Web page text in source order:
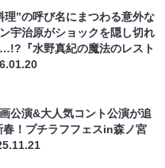
理”の呼び名にまつわる意外な
宇治原がショックを隠し切れ
『水野真紀の魔法のレスト
公演&大人気コント公演が追
春！プチラフフェスin森ノ宮